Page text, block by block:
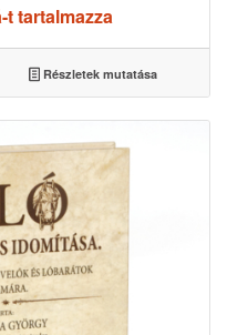
t tartalmazza
Részletek mutatása